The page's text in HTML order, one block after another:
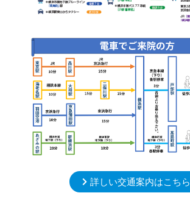
詳しい交通案内はこちら